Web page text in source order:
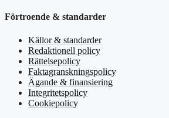
Förtroende & standarder
Källor & standarder
Redaktionell policy
Rättelsepolicy
Faktagranskningspolicy
Ägande & finansiering
Integritetspolicy
Cookiepolicy